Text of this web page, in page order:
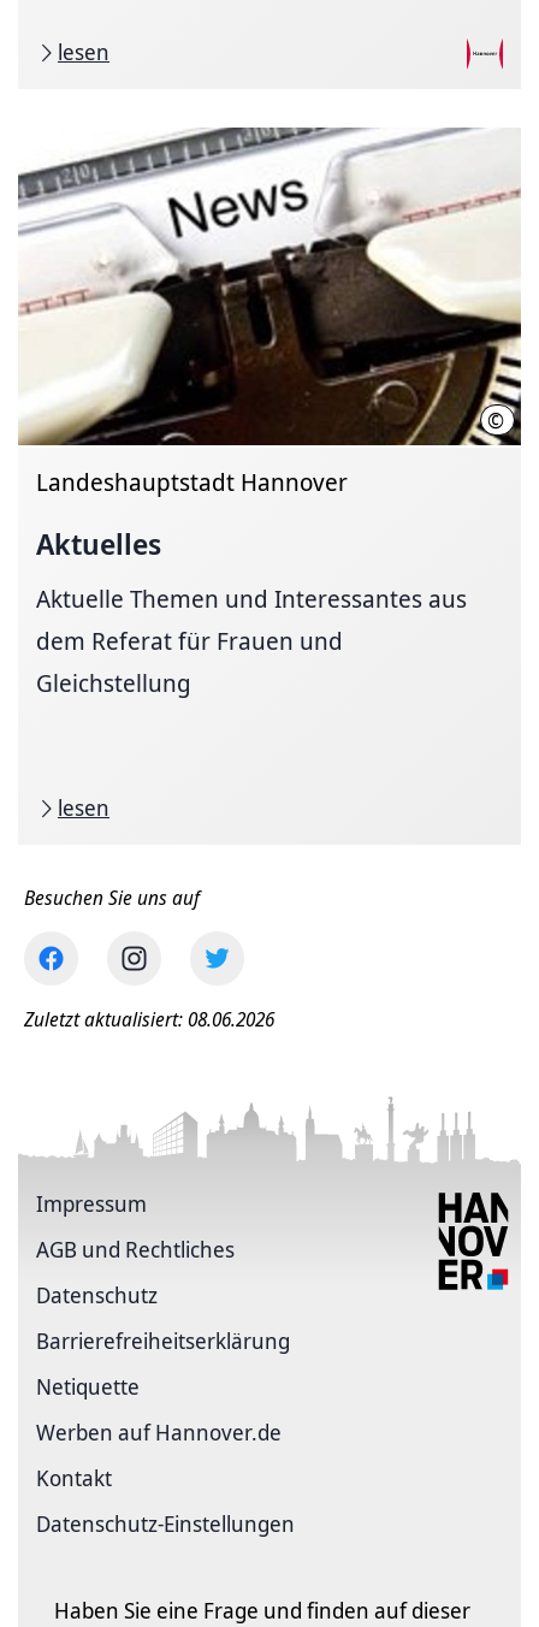
lesen
©
Landeshauptstadt Hannover
Aktuelles
Aktuelle Themen und Interessantes aus
dem Referat für Frauen und
Gleichstellung
lesen
Besuchen Sie uns auf
Zuletzt aktualisiert: 08.06.2026
Impressum
AGB und Rechtliches
Datenschutz
Barriere­freiheits­erklärung
Netiquette
Werben auf Hannover.de
Kontakt
Datenschutz-Einstellungen
Haben Sie eine Frage und finden auf dieser